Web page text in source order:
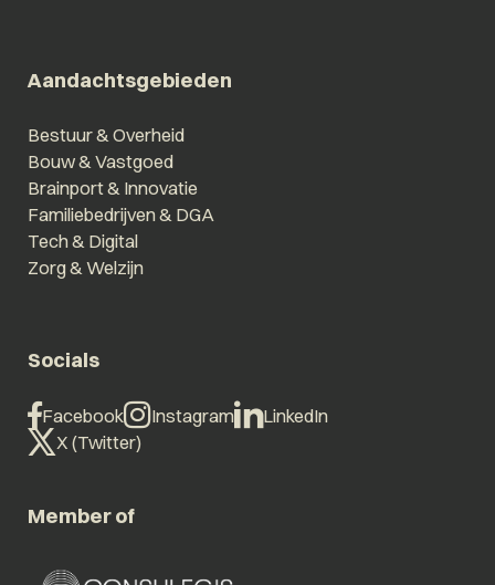
Aandachtsgebieden
Bestuur & Overheid
Bouw & Vastgoed
Brainport & Innovatie
Familiebedrijven & DGA
Tech & Digital
Zorg & Welzijn
Socials
Facebook Instagram
LinkedIn
X (Twitter)
Member of